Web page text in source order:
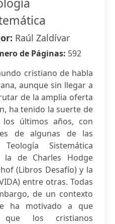
Raúl Zaldívar
de Páginas: 592
cristiano de habla
aunque sin llegar a
de la amplia oferta
ha tenido la suerte de
últimos años, con
de algunas de las
Sistemática
la de Charles Hodge
(Libros Desafío) y la
entre otras. Todas
de un contexto
ha motivado a que
que los cristianos